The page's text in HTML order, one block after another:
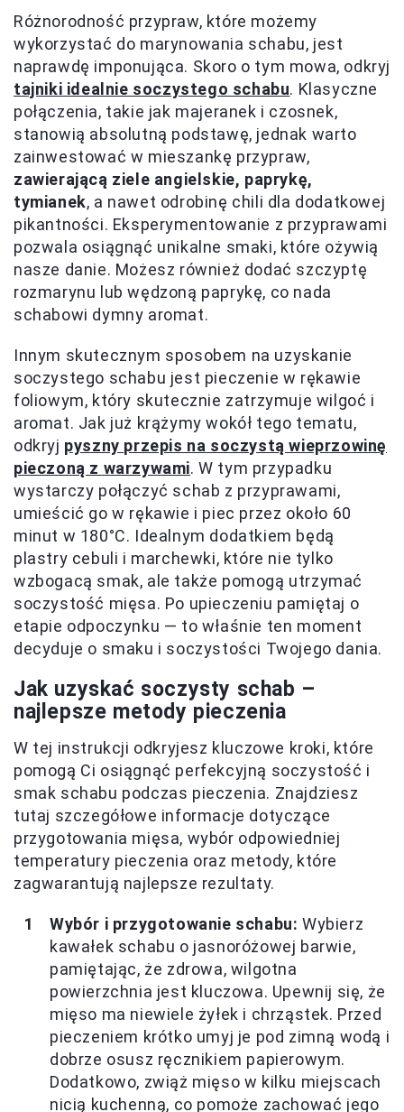
Różnorodność przypraw, które możemy
wykorzystać do marynowania schabu, jest
naprawdę imponująca. Skoro o tym mowa, odkryj
tajniki idealnie soczystego schabu. Klasyczne
połączenia, takie jak majeranek i czosnek,
stanowią absolutną podstawę, jednak warto
zainwestować w mieszankę przypraw,
zawierającą ziele angielskie, paprykę,
tymianek, a nawet odrobinę chili dla dodatkowej
pikantności. Eksperymentowanie z przyprawami
pozwala osiągnąć unikalne smaki, które ożywią
nasze danie. Możesz również dodać szczyptę
rozmarynu lub wędzoną paprykę, co nada
schabowi dymny aromat.
Innym skutecznym sposobem na uzyskanie
soczystego schabu jest pieczenie w rękawie
foliowym, który skutecznie zatrzymuje wilgoć i
aromat. Jak już krążymy wokół tego tematu,
odkryj pyszny przepis na soczystą wieprzowinę
pieczoną z warzywami. W tym przypadku
wystarczy połączyć schab z przyprawami,
umieścić go w rękawie i piec przez około 60
minut w 180°C. Idealnym dodatkiem będą
plastry cebuli i marchewki, które nie tylko
wzbogacą smak, ale także pomogą utrzymać
soczystość mięsa. Po upieczeniu pamiętaj o
etapie odpoczynku — to właśnie ten moment
decyduje o smaku i soczystości Twojego dania.
Jak uzyskać soczysty schab –
najlepsze metody pieczenia
W tej instrukcji odkryjesz kluczowe kroki, które
pomogą Ci osiągnąć perfekcyjną soczystość i
smak schabu podczas pieczenia. Znajdziesz
tutaj szczegółowe informacje dotyczące
przygotowania mięsa, wybór odpowiedniej
temperatury pieczenia oraz metody, które
zagwarantują najlepsze rezultaty.
Wybór i przygotowanie schabu: Wybierz
kawałek schabu o jasnoróżowej barwie,
pamiętając, że zdrowa, wilgotna
powierzchnia jest kluczowa. Upewnij się, że
mięso ma niewiele żyłek i chrząstek. Przed
pieczeniem krótko umyj je pod zimną wodą i
dobrze osusz ręcznikiem papierowym.
Dodatkowo, zwiąż mięso w kilku miejscach
nicią kuchenną, co pomoże zachować jego